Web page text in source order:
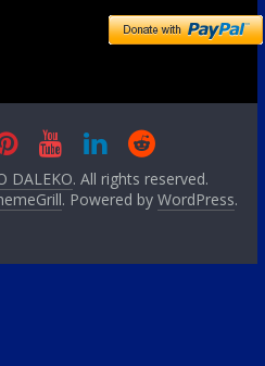
DALEKO. All rights reserved.
. Powered byWordPress.